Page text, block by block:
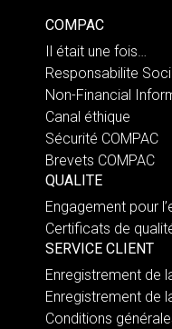
COMPAC
Il était une fois…
Responsabilite
Non-Financial
Canal éthique
Sécurité COMPAC
Brevets COMPAC
QUALITE
Engagement pour
Certificats de
SERVICE CLIENT
Enregistrement de
Enregistrement de
Conditions